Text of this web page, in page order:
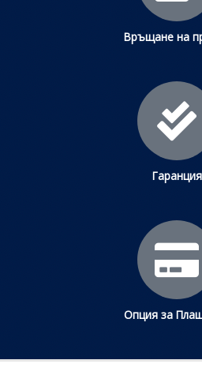
Връщане на
Гаранция
Опция за